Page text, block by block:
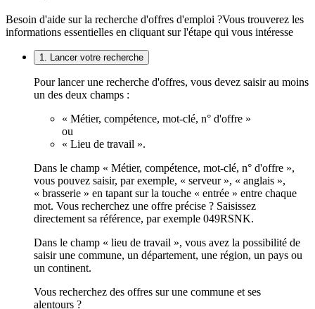
Besoin d'aide sur la recherche d'offres d'emploi ?Vous trouverez les
informations essentielles en cliquant sur l'étape qui vous intéresse
1. Lancer votre recherche
Pour lancer une recherche d'offres, vous devez saisir au moins
un des deux champs :
« Métier, compétence, mot-clé, n° d'offre »
ou
« Lieu de travail ».
Dans le champ « Métier, compétence, mot-clé, n° d'offre »,
vous pouvez saisir, par exemple, « serveur », « anglais »,
« brasserie » en tapant sur la touche « entrée » entre chaque
mot. Vous recherchez une offre précise ? Saisissez
directement sa référence, par exemple 049RSNK.
Dans le champ « lieu de travail », vous avez la possibilité de
saisir une commune, un département, une région, un pays ou
un continent.
Vous recherchez des offres sur une commune et ses
alentours ?